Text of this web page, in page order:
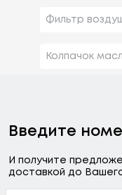
Фильтр
Колпачок
Введите
И получите
доставкой до